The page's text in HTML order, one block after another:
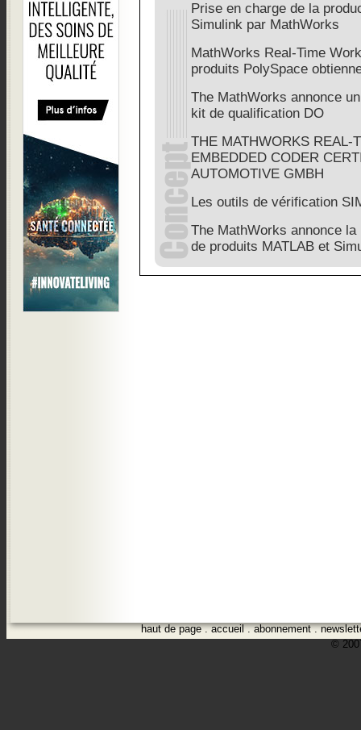
Prise en charge de la
Simulink par MathWorks
MathWorks Real-Time
produits PolySpace
The MathWorks annonce
kit de qualification DO
THE MATHWORKS REAL-
EMBEDDED CODER
AUTOMOTIVE GMBH
Les outils de vérification
The MathWorks annonce
de produits MATLAB et
haut de page.accueil.abonnement.
©